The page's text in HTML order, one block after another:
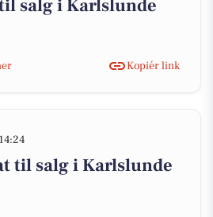
salg i Karlslunde
Kopiér link
til salg i Karlslunde